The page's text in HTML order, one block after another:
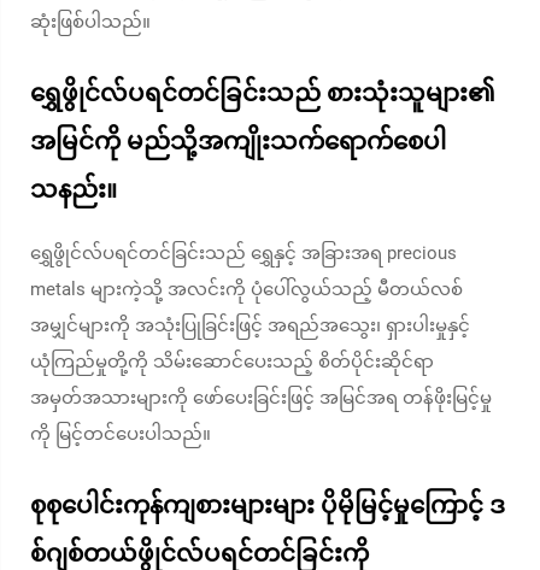
ဆုံးဖြစ်ပါသည်။
ရွှေဖွိုင်လ်ပရင်တင်ခြင်းသည် စားသုံးသူများ၏
အမြင်ကို မည်သို့အကျိုးသက်ရောက်စေပါ
သနည်း။
ရွှေဖွိုင်လ်ပရင်တင်ခြင်းသည် ရွှေနှင့် အခြားအရ precious
metals များကဲ့သို့ အလင်းကို ပုံပေါ်လွယ်သည့် မီတယ်လစ်
အမျှင်များကို အသုံးပြုခြင်းဖြင့် အရည်အသွေး၊ ရှားပါးမှုနှင့်
ယုံကြည်မှုတို့ကို သိမ်းဆောင်ပေးသည့် စိတ်ပိုင်းဆိုင်ရာ
အမှတ်အသားများကို ဖော်ပေးခြင်းဖြင့် အမြင်အရ တန်ဖိုးမြင့်မှု
ကို မြင့်တင်ပေးပါသည်။
စုစုပေါင်းကုန်ကျစားများများ ပိုမိုမြင့်မှုကြောင့် ဒ
စ်ဂျစ်တယ်ဖွိုင်လ်ပရင်တင်ခြင်းကို